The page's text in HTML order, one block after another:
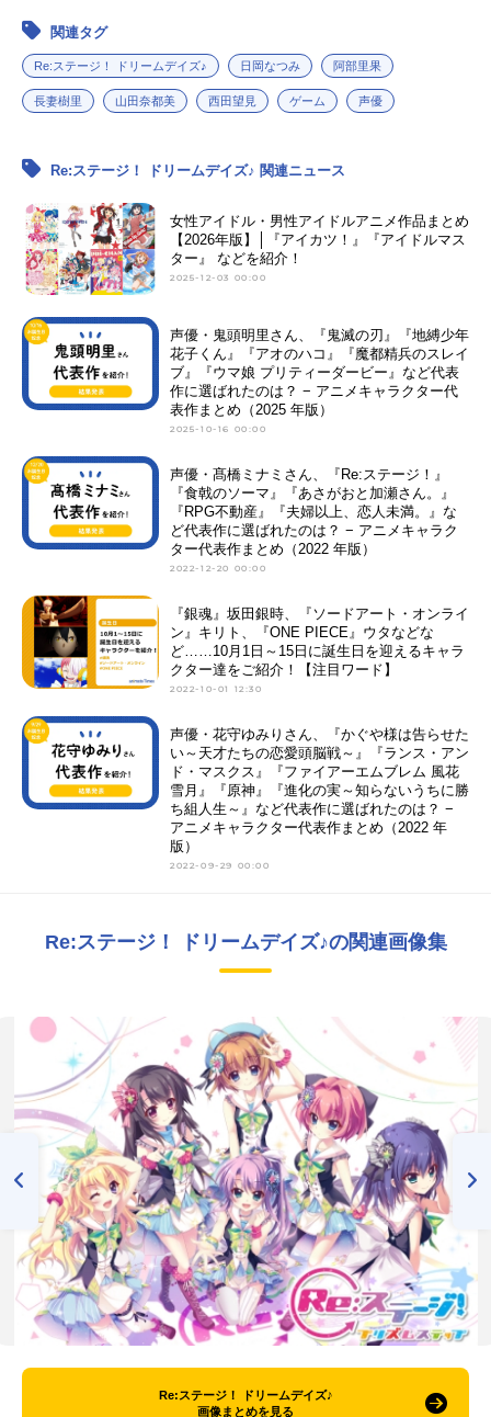
関連タグ
Re:ステージ！ ドリームデイズ♪ 日岡なつみ 阿部里果
長妻樹里 山田奈都美 西田望見 ゲーム 声優
Re:ステージ！ ドリームデイズ♪ 関連ニュース
女性アイドル・男性アイドルアニメ作品まとめ
【2026年版】│『アイカツ！』『アイドルマス
ター』 などを紹介！
2025-12-03 00:00
声優・鬼頭明里さん、『鬼滅の刃』『地縛少年
花子くん』『アオのハコ』『魔都精兵のスレイ
ブ』『ウマ娘 プリティーダービー』など代表
作に選ばれたのは？ − アニメキャラクター代
表作まとめ（2025 年版）
2025-10-16 00:00
声優・髙橋ミナミさん、『Re:ステージ！』
『食戟のソーマ』『あさがおと加瀬さん。』
『RPG不動産』『夫婦以上、恋人未満。』な
ど代表作に選ばれたのは？ − アニメキャラク
ター代表作まとめ（2022 年版）
2022-12-20 00:00
『銀魂』坂田銀時、『ソードアート・オンライ
ン』キリト、『ONE PIECE』ウタなどな
ど……10月1日～15日に誕生日を迎えるキャラ
クター達をご紹介！【注目ワード】
2022-10-01 12:30
声優・花守ゆみりさん、『かぐや様は告らせた
い～天才たちの恋愛頭脳戦～』『ランス・アン
ド・マスクス』『ファイアーエムブレム 風花
雪月』『原神』『進化の実～知らないうちに勝
ち組人生～』など代表作に選ばれたのは？ −
アニメキャラクター代表作まとめ（2022 年
版）
2022-09-29 00:00
Re:ステージ！ ドリームデイズ♪の関連画像集
Re:ステージ！ ドリームデイズ♪
画像まとめを見る